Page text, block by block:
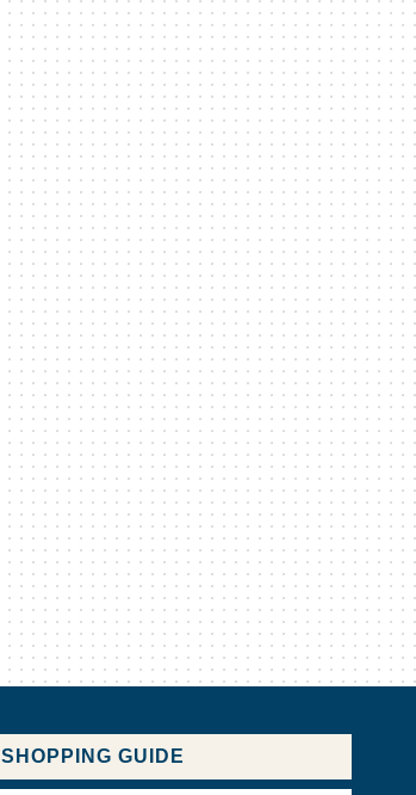
SHOPPING GUIDE